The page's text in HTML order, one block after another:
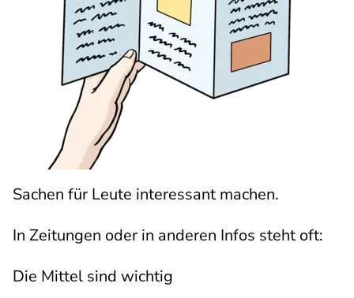
Sachen für Leute interessant machen.
In Zeitungen oder in anderen Infos steht oft:
Die Mittel sind wichtig